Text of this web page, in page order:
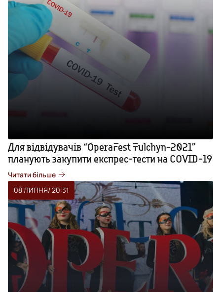
Для відвідувачів “OperaFest Tulchyn-2021”
планують закупити експрес-тести на COVID-19
Читати більше
08 ЛИПНЯ/ 20:31